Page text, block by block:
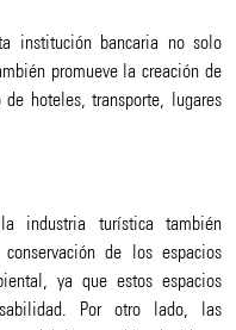
institución bancaria no solo
promueve la creación de
hoteles, transporte, lugares
industria turística también
de los espacios
ya que estos espacios
Por otro lado, las